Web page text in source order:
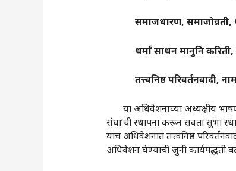
समाजधारण, समाजोन्नती,
धर्मांसाधनमानुनिकरिती,
तत्त्वनिष्ठपरिवर्तनवादी,
या अधिवेशनाच्या अध्यक्षीय
संघा‌’ची स्थापना करून सवता सुभा
याच अधिवेशनात तत्त्वनिष्ठ
अधिवेशन घेण्याची जुनी कार्यपद्धती